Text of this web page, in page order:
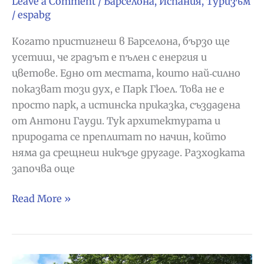
/ espabg
Когато пристигнеш в Барселона, бързо ще
усетиш, че градът е пълен с енергия и
цветове. Едно от местата, които най‑силно
показват този дух, е Парк Гюел. Това не е
просто парк, а истинска приказка, създадена
от Антони Гауди. Тук архитектурата и
природата се преплитат по начин, който
няма да срещнеш никъде другаде. Разходката
започва още
Парк
Read More »